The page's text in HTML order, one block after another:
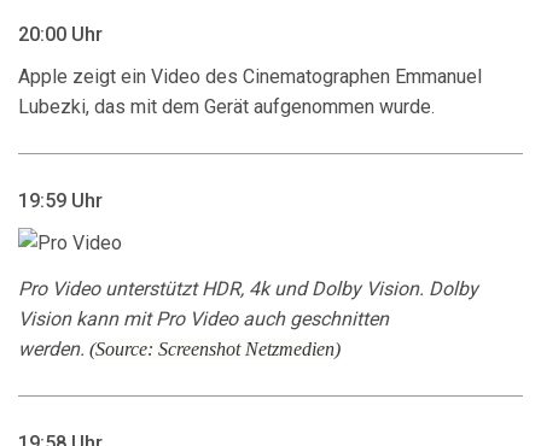
20:00 Uhr
Apple zeigt ein Video des Cinematographen Emmanuel
Lubezki, das mit dem Gerät aufgenommen wurde.
19:59 Uhr
Pro Video unterstützt HDR, 4k und Dolby Vision. Dolby
Vision kann mit Pro Video auch geschnitten
werden. (Source: Screenshot Netzmedien)